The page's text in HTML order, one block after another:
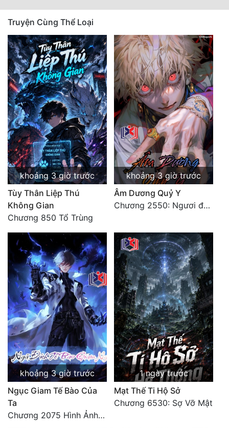
Truyện Cùng Thể Loại
khoảng 3 giờ trước
Tùy Thân Liệp Thú
Không Gian
Chương 850 Tổ Trùng
khoảng 3 giờ trước
Âm Dương Quỷ Y
Chương 2550: Ngươi đoán xem
khoảng 3 giờ trước
Ngục Giam Tế Bào Của
Ta
Chương 2075 Hình Ảnh Màu Xám
1 ngày trước
Mạt Thế Ti Hộ Sở
Chương 6530: Sợ Vỡ Mật